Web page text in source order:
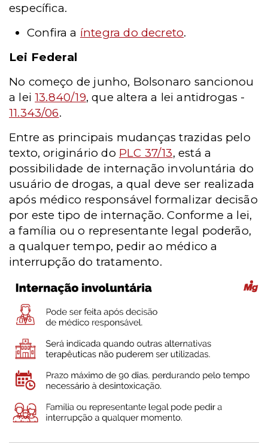
específica.
Confira a íntegra do decreto.
Lei Federal
No começo de junho, Bolsonaro sancionou
a lei13.840/19, que altera a lei antidrogas -
11.343/06.
Entre as principais mudanças trazidas pelo
texto, originário do PLC 37/13, está a
possibilidade de internação involuntária do
usuário de drogas, a qual deve ser realizada
após médico responsável formalizar decisão
por este tipo de internação. Conforme a lei,
a família ou o representante legal poderão,
a qualquer tempo, pedir ao médico a
interrupção do tratamento.